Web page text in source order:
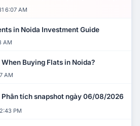
6:07 AM
in Noida Investment Guide
AM
When Buying Flats in Noida?
AM
Phân tích snapshot ngày 06/08/2026
PM